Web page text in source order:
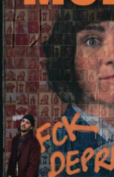
sich Max' Mutter Birte von
zuversichtlich: Als Häuptling
schaffen, die beiden wieder